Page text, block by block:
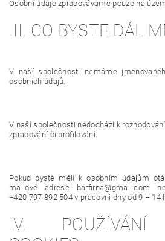
Osobní údaje zpracováváme pouze na
III. CO BYSTE DÁL
V naší společnosti nemáme
osobních údajů.
V naší společnosti nedochází k
zpracování či profilování.
Pokud byste měli k osobním údajům
mailové adrese barfirna@gmail.com
+420 797 892 504 v pracovní dny od 9 – 14
IV. POUŽÍVÁNÍ